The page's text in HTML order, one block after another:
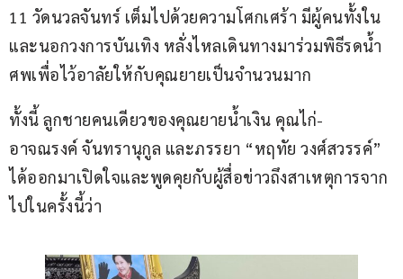
11 วัดนวลจันทร์ เต็มไปด้วยความโศกเศร้า มีผู้คนทั้งใน
และนอกวงการบันเทิง หลั่งไหลเดินทางมาร่วมพิธีรดน้ำ
ศพเพื่อไว้อาลัยให้กับคุณยายเป็นจำนวนมาก
ทั้งนี้ ลูกชายคนเดียวของคุณยายน้ำเงิน คุณไก่-
อาจณรงค์ จันทรานุกูล และภรรยา “หฤทัย วงศ์สวรรค์”
ได้ออกมาเปิดใจและพูดคุยกับผู้สื่อข่าวถึงสาเหตุการจาก
ไปในครั้งนี้ว่า